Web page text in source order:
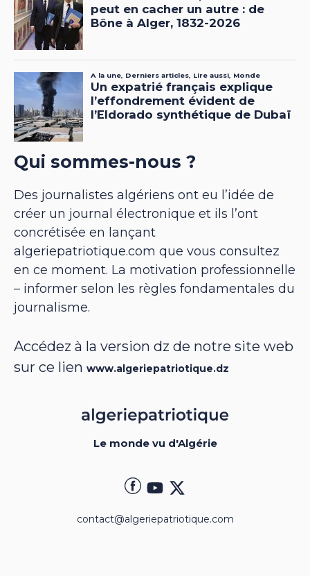
Qui sommes-nous ?
Des journalistes algériens ont eu l’idée de
créer un journal électronique et ils l’ont
concrétisée en lançant
algeriepatriotique.com que vous consultez
en ce moment. La motivation professionnelle
– informer selon les règles fondamentales du
journalisme.
Accédez à la version dz de notre site web
sur ce lien www.algeriepatriotique.dz
Le monde vu d'Algérie
contact@algeriepatriotique.com